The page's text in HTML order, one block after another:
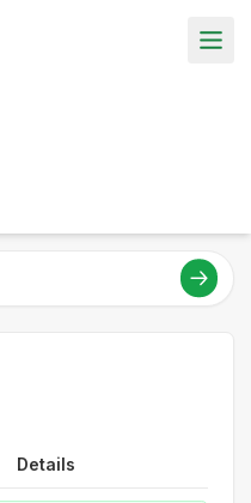
Details